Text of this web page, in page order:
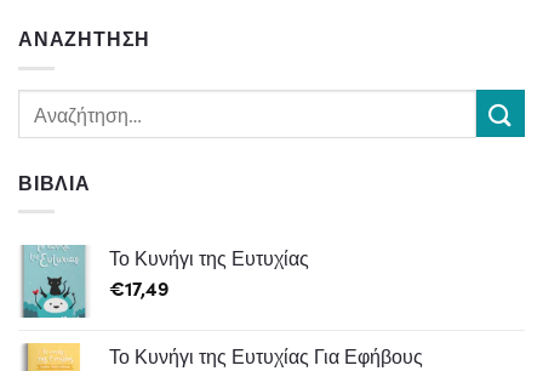
ΑΝΑΖΉΤΗΣΗ
ΒΙΒΛΊΑ
Το Κυνήγι της Ευτυχίας
€17,49
Το Κυνήγι της Ευτυχίας Για Εφήβους